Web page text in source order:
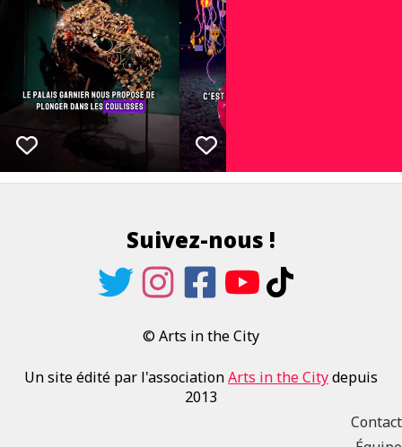
Suivez-nous !
© Arts in the City
Un site édité par l'associationArts in the Citydepuis
2013
Contact